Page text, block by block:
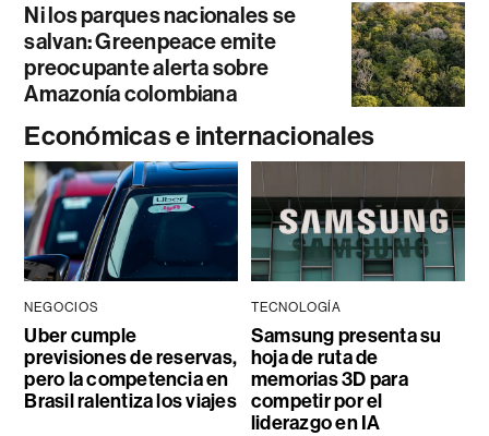
Ni los parques nacionales se
salvan: Greenpeace emite
preocupante alerta sobre
Amazonía colombiana
Económicas e internacionales
NEGOCIOS
Uber cumple
previsiones de reservas,
pero la competencia en
Brasil ralentiza los viajes
TECNOLOGÍA
Samsung presenta su
hoja de ruta de
memorias 3D para
competir por el
liderazgo en IA